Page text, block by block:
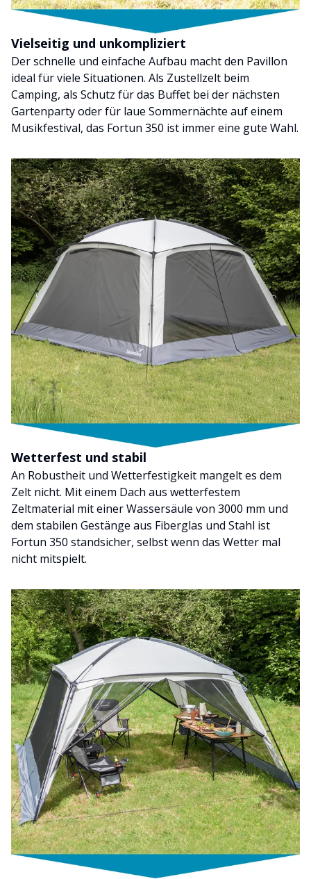
Vielseitig und unkompliziert
Der schnelle und einfache Aufbau macht den Pavillon
ideal für viele Situationen. Als Zustellzelt beim
Camping, als Schutz für das Buffet bei der nächsten
Gartenparty oder für laue Sommernächte auf einem
Musikfestival, das Fortun 350 ist immer eine gute Wahl.
Wetterfest und stabil
An Robustheit und Wetterfestigkeit mangelt es dem
Zelt nicht. Mit einem Dach aus wetterfestem
Zeltmaterial mit einer Wassersäule von 3000 mm und
dem stabilen Gestänge aus Fiberglas und Stahl ist
Fortun 350 standsicher, selbst wenn das Wetter mal
nicht mitspielt.